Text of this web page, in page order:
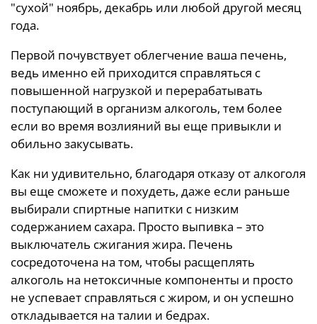
"сухой" ноябрь, декабрь или любой другой месяц
года.
Первой почувствует облегчение ваша печень,
ведь именно ей приходится справляться с
повышенной нагрузкой и перерабатывать
поступающий в организм алкоголь, тем более
если во время возлияний вы еще привыкли и
обильно закусывать.
Как ни удивительно, благодаря отказу от алкоголя
вы еще сможете и похудеть, даже если раньше
выбирали спиртные напитки с низким
содержанием сахара. Просто выпивка – это
выключатель сжигания жира. Печень
сосредоточена на том, чтобы расщеплять
алкоголь на нетоксичные компоненты и просто
не успевает справляться с жиром, и он успешно
откладывается на талии и бедрах.